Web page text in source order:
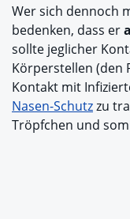
Wer sich dennoch
bedenken, dass er
sollte jeglicher
Körperstellen (den
Kontakt mit
Nasen-Schutzzu
Tröpfchen und